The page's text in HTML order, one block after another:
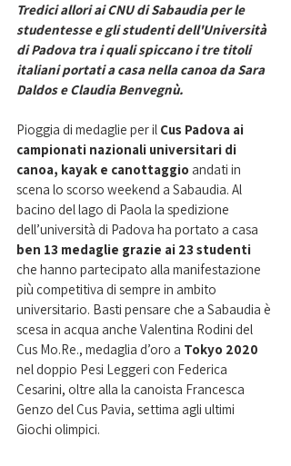
Tredici allori ai CNU di Sabaudia per le
studentesse e gli studenti dell'Università
di Padova tra i quali spiccano i tre titoli
italiani portati a casa nella canoa da Sara
Daldos e Claudia Benvegnù.
Pioggia di medaglie per il Cus Padova ai
campionati nazionali universitari di
canoa, kayak e canottaggio andati in
scena lo scorso weekend a Sabaudia. Al
bacino del lago di Paola la spedizione
dell’università di Padova ha portato a casa
ben 13 medaglie grazie ai 23 studenti
che hanno partecipato alla manifestazione
più competitiva di sempre in ambito
universitario. Basti pensare che a Sabaudia è
scesa in acqua anche Valentina Rodini del
Cus Mo.Re., medaglia d’oro a Tokyo 2020
nel doppio Pesi Leggeri con Federica
Cesarini, oltre alla la canoista Francesca
Genzo del Cus Pavia, settima agli ultimi
Giochi olimpici.